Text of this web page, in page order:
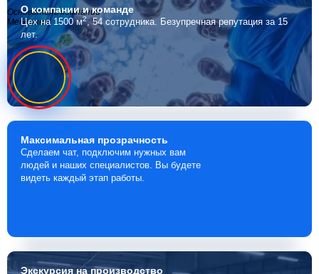
Основатель компании
Мебелино
О компаниии команде
Цех на 1500 м2, 54 сотрудника. Безупречная репутация за 15
лет.
Максимальная прозрачность
Сделаем чат, подключим нужных вам
людей и наших специалистов. Вы будете
видеть каждый этап работы.
Экскурсияна производство